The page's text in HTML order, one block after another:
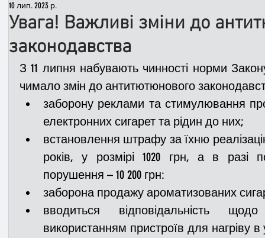
День народження
Спільні заходи
Медицина Новини ДТП
Адмінпротокол Свята Поліція
Війна Розмінування Добровільна
Увага! Важливі зміни до
законодавства
10 лип. 2023 р.
З 11 липня набувають чинності норми
чимало змін до антитютюнового
заборону реклами та стимулювання
електронних сигарет та рідин до них;
встановлення штрафу за їхню
років, у розмірі 1020 грн, а в разі
порушення – 10 200 грн:
заборона продажу ароматизованих
вводиться відповідальність
використанням пристроїв для нагріву в